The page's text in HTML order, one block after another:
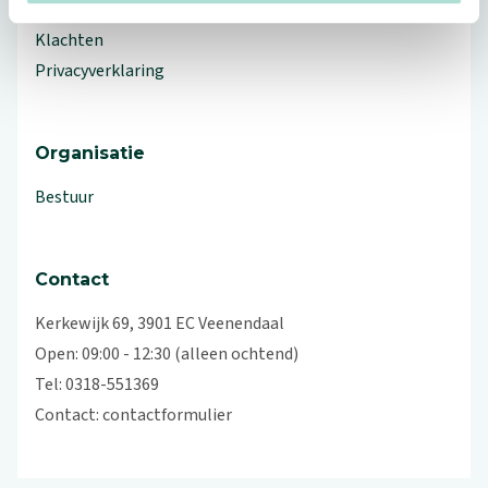
Over ProVoet
Klachten
Privacyverklaring
Organisatie
Bestuur
Contact
Kerkewijk 69, 3901 EC Veenendaal
Open: 09:00 - 12:30 (alleen ochtend)
Tel: 0318-551369
Contact:contactformulier